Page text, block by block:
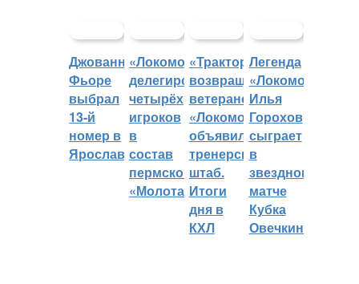
Джованни
Фьоре
выбрал
13-й
номер в
Ярославле
«Локомотив»
делегировал
четырёх
игроков
в
состав
пермского
«Молота»
«Трактор»
возвращает
ветеранов,
«Локомотив»
объявил
тренерский
штаб.
Итоги
дня в
КХЛ
Легенда
«Локомотива»
Илья
Горохов
сыграет
в
звездном
матче
Кубка
Овечкина